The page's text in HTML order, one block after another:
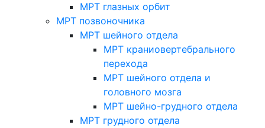
МРТ глазных орбит
МРТ позвоночника
МРТ шейного отдела
МРТ краниовертебрального
перехода
МРТ шейного отдела и
головного мозга
МРТ шейно-грудного отдела
МРТ грудного отдела